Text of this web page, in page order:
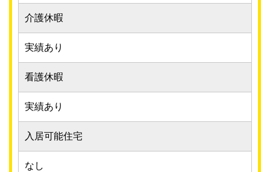
介護休暇
実績あり
看護休暇
実績あり
入居可能住宅
なし